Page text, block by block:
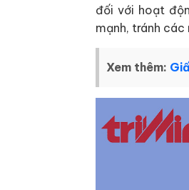
đối với hoạt
mạnh, tránh các
Xem thêm: